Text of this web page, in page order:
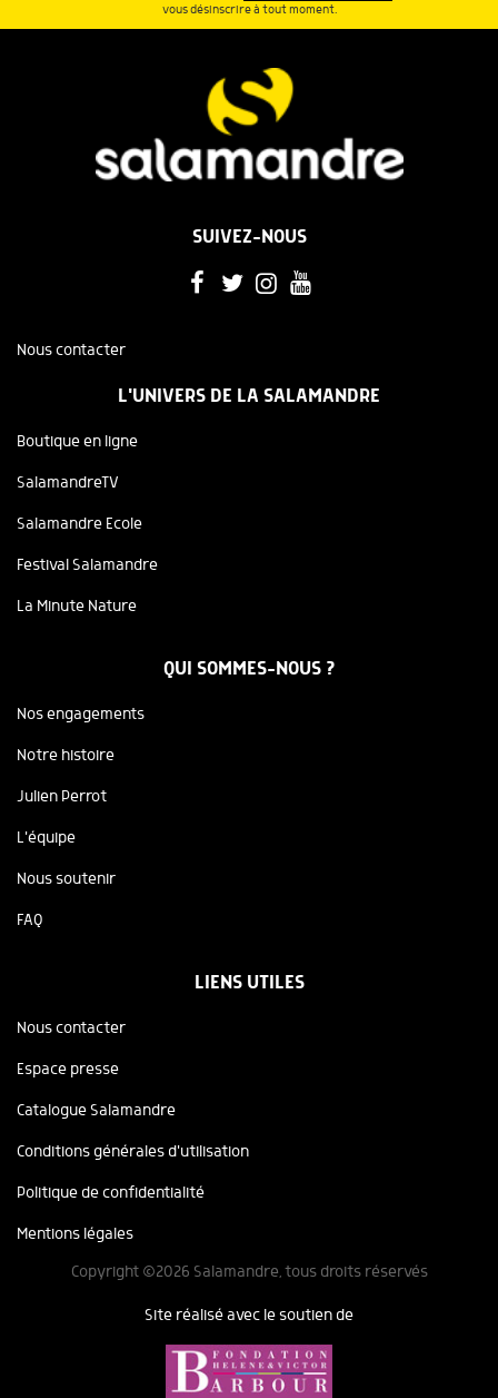
vous désinscrire à tout moment.
SUIVEZ-NOUS
Nous contacter
L'UNIVERS DE LA SALAMANDRE
Boutique en ligne
SalamandreTV
Salamandre Ecole
Festival Salamandre
La Minute Nature
QUI SOMMES-NOUS ?
Nos engagements
Notre histoire
Julien Perrot
L'équipe
Nous soutenir
FAQ
LIENS UTILES
Nous contacter
Espace presse
Catalogue Salamandre
Conditions générales d'utilisation
Politique de confidentialité
Mentions légales
Copyright ©2026 Salamandre, tous droits réservés
Site réalisé avec le soutien de